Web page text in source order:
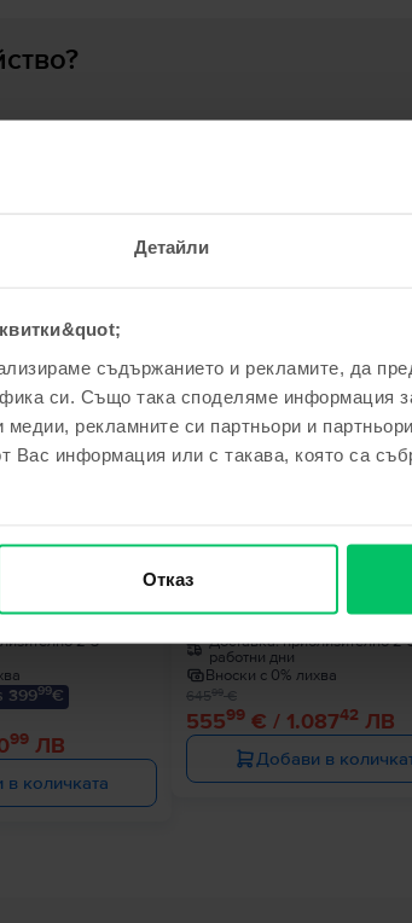
Детайли
съдържанието и рекламите, да
си. Също така споделяме информация
медии, рекламните си партньори и
Вас информация или с такава, която са
Отказ
с твоето
2-3
39999€
99ЛВ
количката
- 90 €
Apple MacBook Pro 13″
Доставка:приблизително 2-
работни дни
Вноски с 0% лихва
55599 € / 1.08742 ЛВ
64599€
Добави в